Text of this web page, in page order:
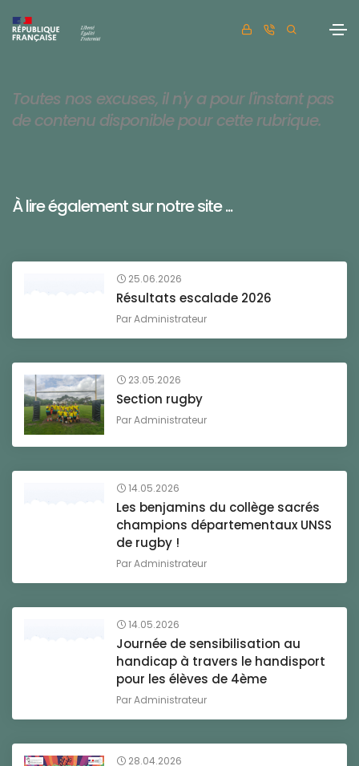
Toutes nos excuses, il n'y a pour l'instant pas
de contenu disponible pour cette rubrique.
À lire également sur notre site ...
25.06.2026
Résultats escalade 2026
ParAdministrateur
23.05.2026
Section rugby
ParAdministrateur
14.05.2026
Les benjamins du collège sacrés
champions départementaux UNSS
de rugby !
ParAdministrateur
14.05.2026
Journée de sensibilisation au
handicap à travers le handisport
pour les élèves de 4ème
ParAdministrateur
28.04.2026